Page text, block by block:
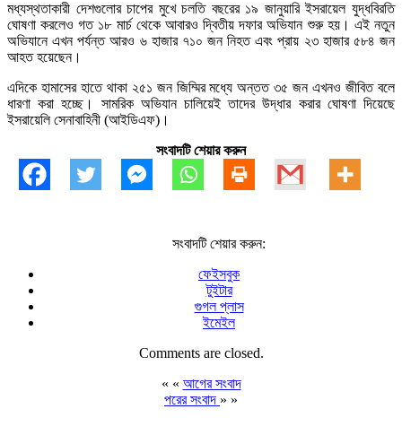
মধ্যস্থতাকারী দেশগুলোর চাপের মুখে চলতি বছরের ১৯ জানুয়ারি ইসরায়েল যুদ্ধবিরতি
ঘোষণা করলেও গত ১৮ মার্চ থেকে আবারও দ্বিতীয় দফার অভিযান শুরু হয়। এই নতুন
অভিযানে এখন পর্যন্ত আরও ৬ হাজার ৭১০ জন নিহত এবং প্রায় ২৩ হাজার ৫৮৪ জন
আহত হয়েছেন।
এদিকে হামাসের হাতে থাকা ২৫১ জন জিম্মির মধ্যে অন্তত ৩৫ জন এখনও জীবিত বলে
ধারণা করা হচ্ছে। সামরিক অভিযান চালিয়েই তাদের উদ্ধার করার ঘোষণা দিয়েছে
ইসরায়েলি সেনাবাহিনী (আইডিএফ)।
সংবাদটি শেয়ার করুন
সংবাদটি শেয়ার করুন:
ফেইসবুক
টুইটার
গুগল প্লাস
ইমেইল
Comments are closed.
« « আগের সংবাদ
পরের সংবাদ » »